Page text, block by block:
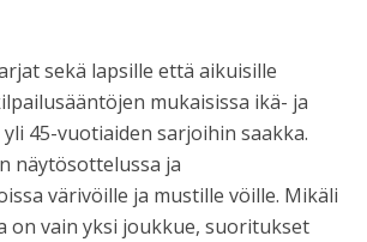
sekä lapsille että aikuisille
mukaisissa ikä- ja
45-vuotiaiden sarjoihin saakka.
näytösottelussa ja
värivöille ja mustille vöille. Mikäli
on vain yksi joukkue, suoritukset